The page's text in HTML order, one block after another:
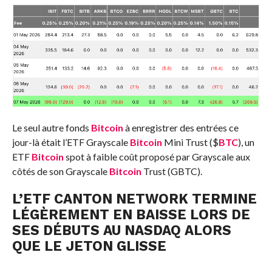
Le seul autre fonds Bitcoin à enregistrer des entrées ce
jour-là était l’ETF Grayscale Bitcoin Mini Trust ($BTC), un
ETF Bitcoin spot à faible coût proposé par Grayscale aux
côtés de son Grayscale Bitcoin Trust (GBTC).
L’ETF CANTON NETWORK TERMINE
LÉGÈREMENT EN BAISSE LORS DE
SES DÉBUTS AU NASDAQ ALORS
QUE LE JETON GLISSE